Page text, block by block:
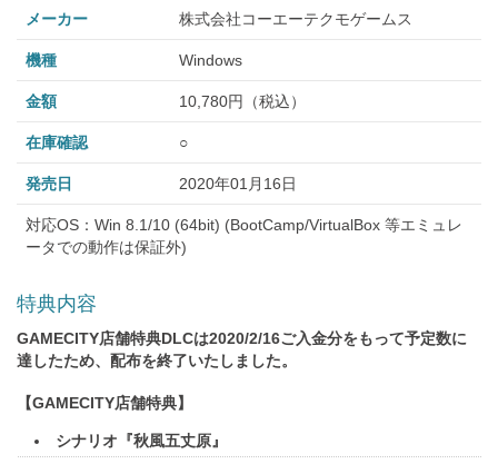
メーカー 株式会社コーエーテクモゲームス
機種 Windows
金額 10,780円（税込）
在庫確認 ○
発売日 2020年01月16日
対応OS：Win 8.1/10 (64bit) (BootCamp/VirtualBox 等エミュレ
ータでの動作は保証外)
特典内容
GAMECITY店舗特典DLCは2020/2/16ご入金分をもって予定数に
達したため、配布を終了いたしました。
【GAMECITY店舗特典】
シナリオ『秋風五丈原』